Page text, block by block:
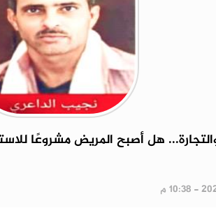
هل أصبح المريض مشروعًا